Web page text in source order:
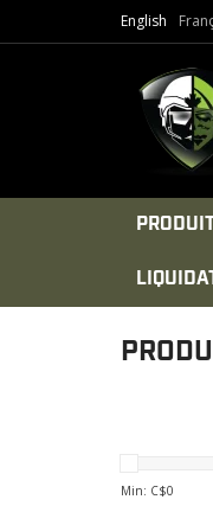
English
Min: C$0